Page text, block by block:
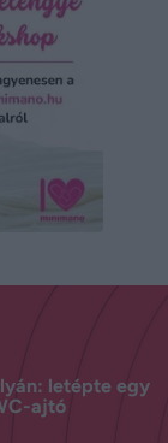
letépte egy
ajtó